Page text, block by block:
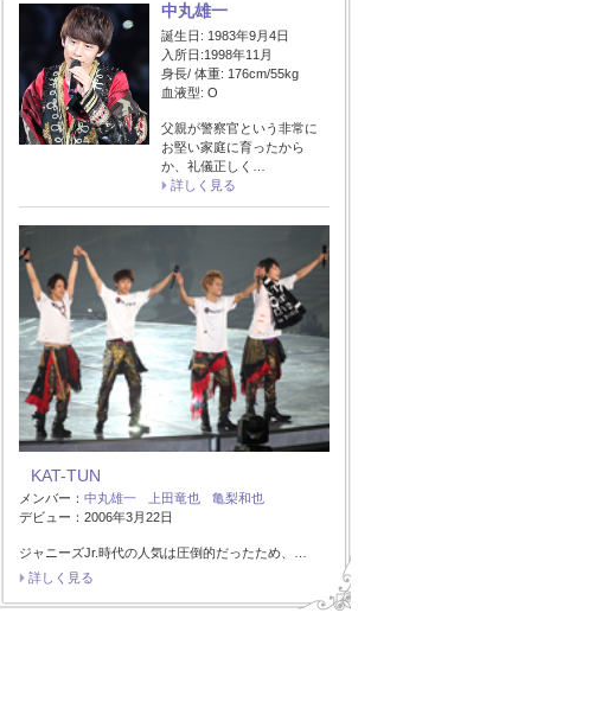
中丸雄一
誕生日: 1983年9月4日
入所日:1998年11月
身長/ 体重: 176cm/55kg
血液型: O
父親が警察官という非常に
お堅い家庭に育ったから
か、礼儀正しく…
詳しく見る
KAT-TUN
メンバー： 中丸雄一 上田竜也
亀梨和也
デビュー：2006年3月22日
ジャニーズJr.時代の人気は圧倒的だったため、…
詳しく見る